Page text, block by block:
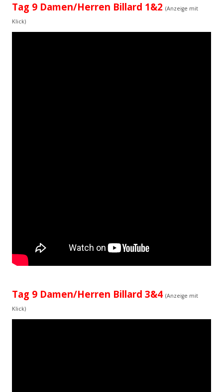
Tag 9 Damen/Herren Billard 1&2 (Anzeige mit
Klick)
Tag 9 Damen/Herren Billard 3&4 (Anzeige mit
Klick)